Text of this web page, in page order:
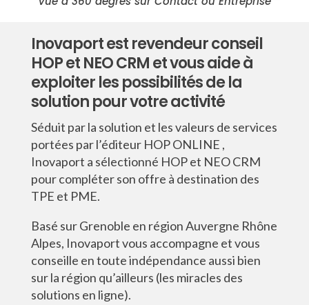
Inovaport est revendeur conseil
HOP et NEO CRM et vous aide à
exploiter les possibilités de la
solution pour votre activité
Séduit par la solution et les valeurs de services
portées par l’éditeur HOP ONLINE ,
Inovaport a sélectionné HOP et NEO CRM
pour compléter son offre à destination des
TPE et PME.
Basé sur Grenoble en région Auvergne Rhône
Alpes, Inovaport vous accompagne et vous
conseille en toute indépendance aussi bien
sur la région qu’ailleurs (les miracles des
solutions en ligne).